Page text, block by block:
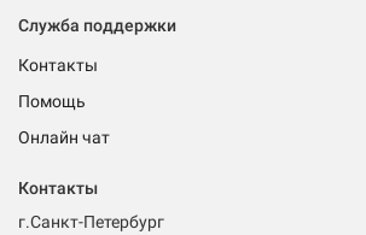
Служба поддержки
Контакты
Помощь
Онлайн чат
Контакты
г.Санкт-Петербург